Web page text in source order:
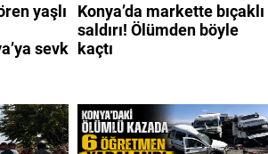
yaşlı
sevk
Konya’da markette bıçaklı
saldırı! Ölümden böyle
kaçtı